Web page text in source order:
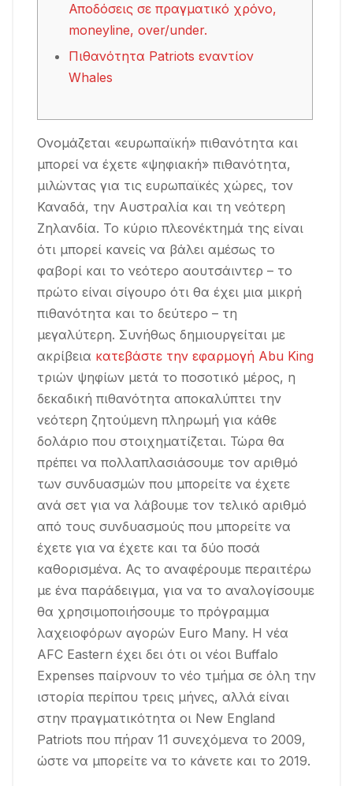
Αποδόσεις σε πραγματικό χρόνο,
moneyline, over/under.
Πιθανότητα Patriots εναντίον
Whales
Ονομάζεται «ευρωπαϊκή» πιθανότητα και
μπορεί να έχετε «ψηφιακή» πιθανότητα,
μιλώντας για τις ευρωπαϊκές χώρες, τον
Καναδά, την Αυστραλία και τη νεότερη
Ζηλανδία. Το κύριο πλεονέκτημά της είναι
ότι μπορεί κανείς να βάλει αμέσως το
φαβορί και το νεότερο αουτσάιντερ – το
πρώτο είναι σίγουρο ότι θα έχει μια μικρή
πιθανότητα και το δεύτερο – τη
μεγαλύτερη. Συνήθως δημιουργείται με
ακρίβεια κατεβάστε την εφαρμογή Abu King
τριών ψηφίων μετά το ποσοτικό μέρος, η
δεκαδική πιθανότητα αποκαλύπτει την
νεότερη ζητούμενη πληρωμή για κάθε
δολάριο που στοιχηματίζεται. Τώρα θα
πρέπει να πολλαπλασιάσουμε τον αριθμό
των συνδυασμών που μπορείτε να έχετε
ανά σετ για να λάβουμε τον τελικό αριθμό
από τους συνδυασμούς που μπορείτε να
έχετε για να έχετε και τα δύο ποσά
καθορισμένα. Ας το αναφέρουμε περαιτέρω
με ένα παράδειγμα, για να το αναλογίσουμε
θα χρησιμοποιήσουμε το πρόγραμμα
λαχειοφόρων αγορών Euro Many. Η νέα
AFC Eastern έχει δει ότι οι νέοι Buffalo
Expenses παίρνουν το νέο τμήμα σε όλη την
ιστορία περίπου τρεις μήνες, αλλά είναι
στην πραγματικότητα οι New England
Patriots που πήραν 11 συνεχόμενα το 2009,
ώστε να μπορείτε να το κάνετε και το 2019.